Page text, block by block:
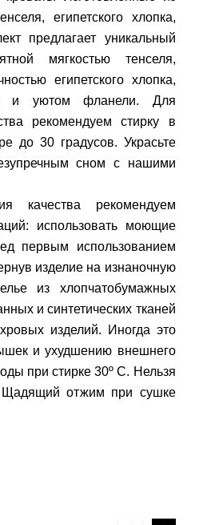
египетского хлопка,
предлагает уникальный
мягкостью тенселя,
египетского хлопка,
и уютом фланели. Для
рекомендуем стирку в
до 30 градусов. Украсьте
сном с нашими
качества рекомендуем
использовать моющие
первым использованием
изделие на изнаночную
из хлопчатобумажных
и синтетических тканей
изделий. Иногда это
и ухудшению внешнего
при стирке 30º C. Нельзя
Щадящий отжим при сушке